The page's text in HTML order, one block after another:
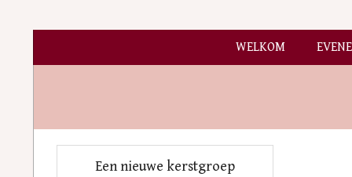
WELKOM
Een nieuwe kerstgroep